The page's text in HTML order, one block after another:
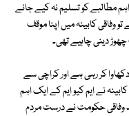
مطالبے کو تسلیم نہ کیے جانے
کابینہ میں اپنا موقف
دینی چاہیے تھی۔
دکھاوا کر رہی ہے اور کراچی سے
نے ایم کیو ایم کے ایک اہم
وفاقی حکومت نے درست مردم